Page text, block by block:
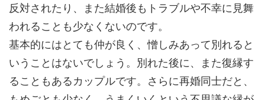
反対されたり、また結婚後もトラブルや不幸に見舞
われることも少なくないのです。
基本的にはとても仲が良く、憎しみあって別れると
いうことはないでしょう。別れた後に、また復縁す
ることもあるカップルです。さらに再婚同士だと、